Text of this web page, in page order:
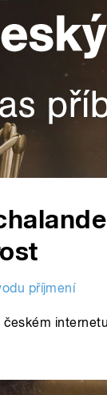
příjmení
českém internetu